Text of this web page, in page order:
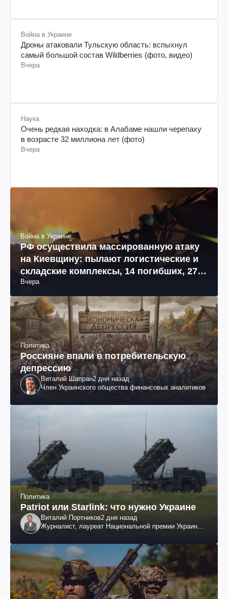
Война в Украине
Дроны атаковали Тульскую область: вспыхнул
самый большой состав Wildberries (фото, видео)
Вчера
Наука
Очень редкая находка: в Алабаме нашли черепаху
в возрасте 32 миллиона лет (фото)
Вчера
Война в Украине
РФ осуществила массированную атаку
на Киевщину: пылают логистические и
складские комплексы, 14 погибших, 27
раненых (фото, видео)
Вчера
Политика
Россияне впали в потребительскую
депрессию
Виталий Шапран2 дня назад
Член Украинского общества финансовых аналитиков
Политика
Patriot или Starlink: что нужно Украине
Виталий Портников2 дня назад
Журналист, лауреат Национальной премии Украины